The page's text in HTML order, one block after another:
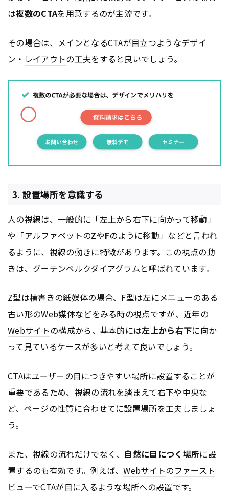
は複数のCTAを用意するのが主流です。
その場合は、メインとなるCTAが目立つようなデザイ
ン・ レイアウトの工夫をすると良いでしょう。
3. 設置場所を意識する
人の視線は、一般的に「左上から右下に向かって移動」
や「アルファベットのZやFのように移動」などと言われ
るように、視線の動きに特徴があります。この視点の動
きは、グーテンベルクダイアグラムと呼ばれています。
Z型は横書きの紙媒体の場合、F型は左にメニューのある
古い形のWeb媒体などをみる時の視点ですが、近年の
Webサイトの構成から、基本的には左上から右下に向か
って見ているケースが多いと考えて良いでしょう。
CTAはユーザーの目につきやすい場所に設置することが
重要であるため、視線の流れを踏まえて右下や中央な
ど、 ページの性質に合わせてに設置場所を工夫しましょ
う。
また、視線の流れだけでなく、 自然に目につく場所に設
置するのも有効です。例えば、Webサイトのファースト
ビューでCTAが目に入るような場所への設置です。